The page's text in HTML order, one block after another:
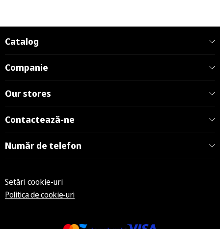
Catalog
Companie
Our stores
Contactează-ne
Număr de telefon
Setări cookie-uri
Politica de cookie-uri